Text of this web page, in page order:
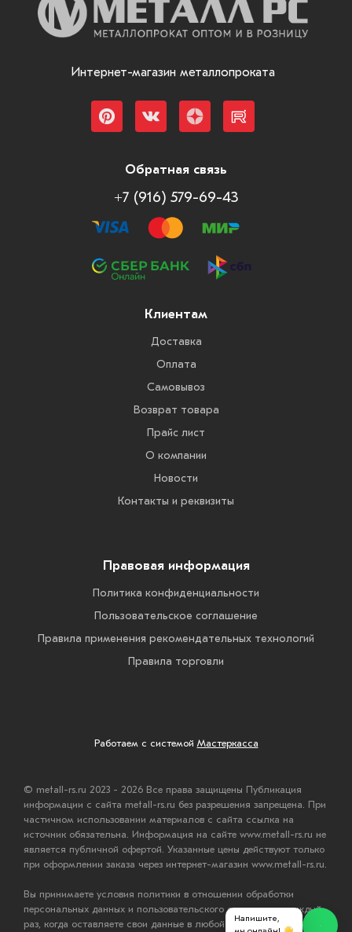
Интернет-магазин металлопроката
Обратная связь
+7 (916) 579-69-43
Клиентам
Доставка
Оплата
Самовывоз
Возврат товара
Прайс лист
О компании
Новости
Контакты и реквизиты
Правовая информация
Политика конфиденциальности
Пользовательское соглашение
Правила применения рекомендательных технологий
Правила торговли
Работаем с системой Мастеркасса
© metall-rs.ru 2023 - 2026 Все права защищены Публикация
информации с сайта metall-rs.ru без разрешения запрещена. При
частичном использовании материалов с сайта ссылка на
источник обязательна. Информация на сайте www.metall-rs.ru не
является публичной офертой. Указанные цены действуют только
при оформлении заказа через интернет-магазин www.metall-rs.ru.
Вы принимаете условия политики в отношении обработки
персональных данных и пользовательского соглашения каждый
раз, когда оставляете свои данные в любой форме обратной
Напишите,